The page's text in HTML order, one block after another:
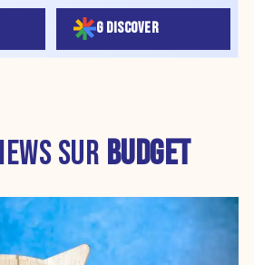
G DISCOVER
SUR BUDGET